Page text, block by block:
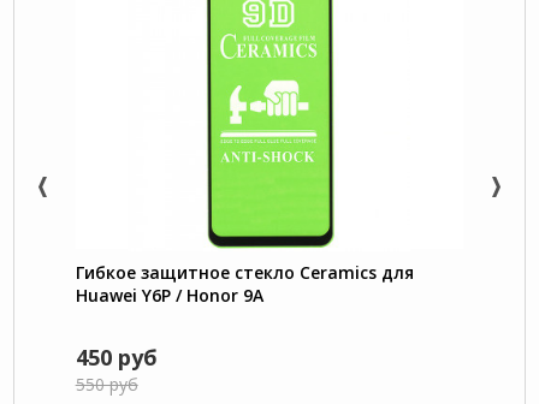
Гибкое защитное стекло Ceramics для
Huawei Y6P / Honor 9A
450 руб
550 руб